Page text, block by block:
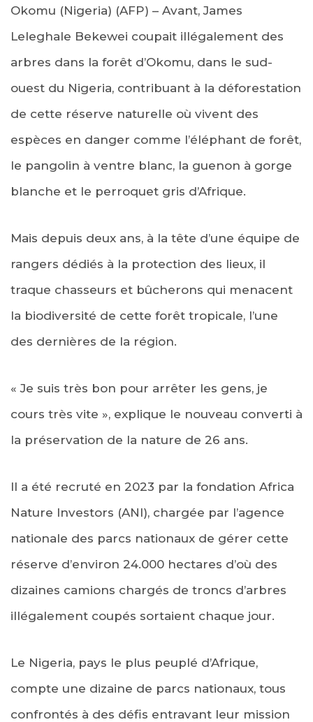
Okomu (Nigeria) (AFP) – Avant, James
Leleghale Bekewei coupait illégalement des
arbres dans la forêt d’Okomu, dans le sud-
ouest du Nigeria, contribuant à la déforestation
de cette réserve naturelle où vivent des
espèces en danger comme l’éléphant de forêt,
le pangolin à ventre blanc, la guenon à gorge
blanche et le perroquet gris d’Afrique.
Mais depuis deux ans, à la tête d’une équipe de
rangers dédiés à la protection des lieux, il
traque chasseurs et bûcherons qui menacent
la biodiversité de cette forêt tropicale, l’une
des dernières de la région.
« Je suis très bon pour arrêter les gens, je
cours très vite », explique le nouveau converti à
la préservation de la nature de 26 ans.
Il a été recruté en 2023 par la fondation Africa
Nature Investors (ANI), chargée par l’agence
nationale des parcs nationaux de gérer cette
réserve d’environ 24.000 hectares d’où des
dizaines camions chargés de troncs d’arbres
illégalement coupés sortaient chaque jour.
Le Nigeria, pays le plus peuplé d’Afrique,
compte une dizaine de parcs nationaux, tous
confrontés à des défis entravant leur mission